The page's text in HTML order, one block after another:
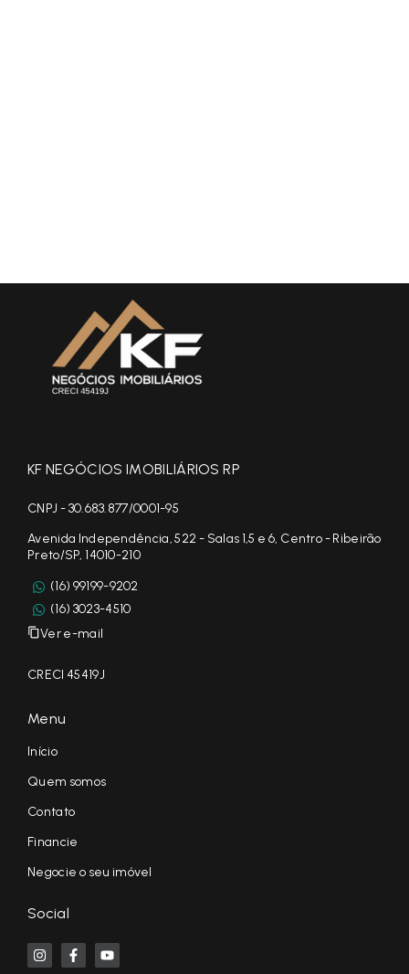
KF NEGÓCIOS IMOBILIÁRIOS RP
CNPJ - 30.683.877/0001-95
Avenida Independência, 522 - Salas 1,5 e 6, Centro - Ribeirão
Preto/SP, 14010-210
(16) 99199-9202
(16) 3023-4510
Ver e-mail
CRECI 45419J
Menu
Início
Quem somos
Contato
Financie
Negocie o seu imóvel
Social